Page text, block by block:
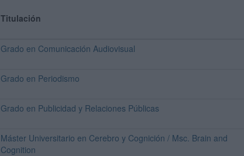
Titulación
Grado en Comunicación Audiovisual
Grado en Periodismo
Grado en Publicidad y Relaciones Públicas
Máster Universitario en Cerebro y Cognición / Msc. Brain and
Cognition